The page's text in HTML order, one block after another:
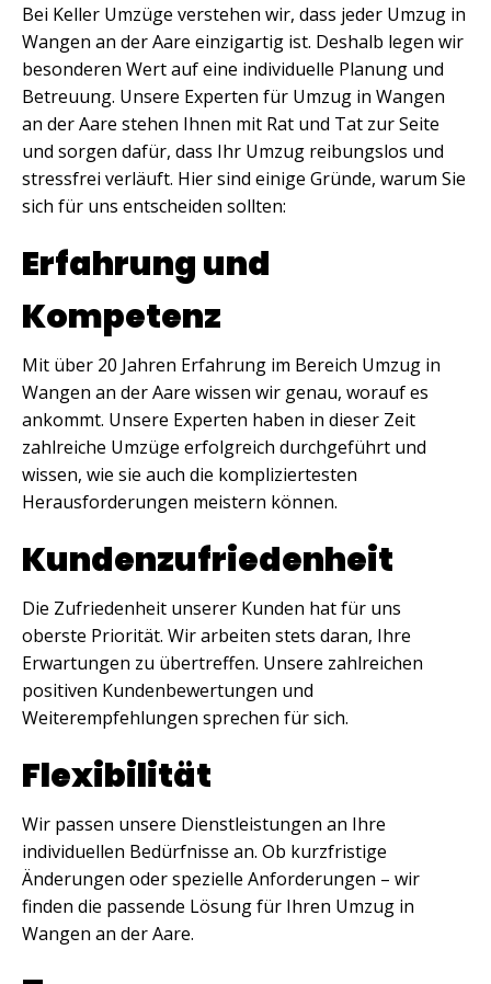
Bei Keller Umzüge verstehen wir, dass jeder Umzug in
Wangen an der Aare einzigartig ist. Deshalb legen wir
besonderen Wert auf eine individuelle Planung und
Betreuung. Unsere Experten für Umzug in Wangen
an der Aare stehen Ihnen mit Rat und Tat zur Seite
und sorgen dafür, dass Ihr Umzug reibungslos und
stressfrei verläuft. Hier sind einige Gründe, warum Sie
sich für uns entscheiden sollten:
Erfahrung und
Kompetenz
Mit über 20 Jahren Erfahrung im Bereich Umzug in
Wangen an der Aare wissen wir genau, worauf es
ankommt. Unsere Experten haben in dieser Zeit
zahlreiche Umzüge erfolgreich durchgeführt und
wissen, wie sie auch die kompliziertesten
Herausforderungen meistern können.
Kundenzufriedenheit
Die Zufriedenheit unserer Kunden hat für uns
oberste Priorität. Wir arbeiten stets daran, Ihre
Erwartungen zu übertreffen. Unsere zahlreichen
positiven Kundenbewertungen und
Weiterempfehlungen sprechen für sich.
Flexibilität
Wir passen unsere Dienstleistungen an Ihre
individuellen Bedürfnisse an. Ob kurzfristige
Änderungen oder spezielle Anforderungen – wir
finden die passende Lösung für Ihren Umzug in
Wangen an der Aare.